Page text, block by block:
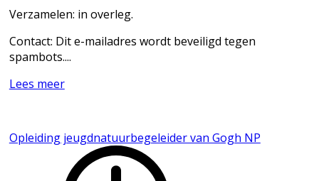
Verzamelen: in overleg.
Contact: Dit e-mailadres wordt beveiligd tegen
spambots....
Lees meer
Opleiding jeugdnatuurbegeleider van Gogh NP